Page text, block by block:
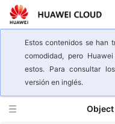
Estos contenidos se han
comodidad, pero
estos. Para consultar
versión en inglés.